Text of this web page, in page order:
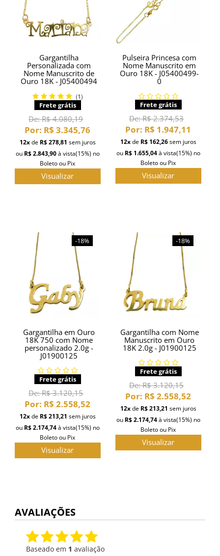
Gargantilha
Personalizada com
Nome Manuscrito de
Ouro 18K - J05400494
(1)
Frete grátis
De:R$ 4.080,19
Por: R$ 3.345,76
12xde R$ 278,81 sem juros
ou R$ 2.843,90à vista(15%) no
Boleto ou Pix
Visualizar
Pulseira Princesa com
Nome Manuscrito em
Ouro 18K - J05400499-
0
Frete grátis
De:R$ 2.374,53
Por: R$ 1.947,11
12xde R$ 162,26sem juros
ou R$ 1.655,04à vista(15%) no
Boleto ou Pix
Visualizar
-18%
Gargantilha em Ouro
18K 750 com Nome
personalizado 2.0g -
J01900125
Frete grátis
De:R$ 3.120,15
Por: R$ 2.558,52
12xde R$ 213,21 sem juros
ou R$ 2.174,74à vista(15%) no
Boleto ou Pix
Visualizar
-18%
Gargantilha com Nome
Manuscrito em Ouro
18K 2.0g - J01900125
Frete grátis
De:R$ 3.120,15
Por: R$ 2.558,52
12xde R$ 213,21 sem juros
ou R$ 2.174,74à vista(15%) no
Boleto ou Pix
Visualizar
AVALIAÇÕES
Baseado em 1 avaliação